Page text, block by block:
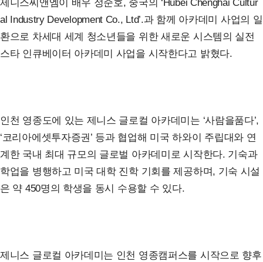
제니스씨앤엠이 배우 정준호, 중국의 ‘Hubei Chenghai Cultur
al Industry Development Co., Ltd’.과 함께 아카데미 사업의 일
환으로 차세대 세계 청소년들을 위한 새로운 시스템의 실전
스타 인큐베이터 아카데미 사업을 시작한다고 밝혔다.
인천 영종도에 있는 제니스 글로컬 아카데미는 ‘사람을품다’,
‘코리아에셋투자증권’ 등과 협업해 미국 하와이 주립대와 연
계한 국내 최대 규모의 글로벌 아카데미로 시작한다. 기숙과
학업을 병행하고 미국 대학 진학 기회를 제공하며, 기숙 시설
은 약 450명의 학생을 동시 수용할 수 있다.
제니스 글로컬 아카데미는 인천 영종캠퍼스를 시작으로 향후